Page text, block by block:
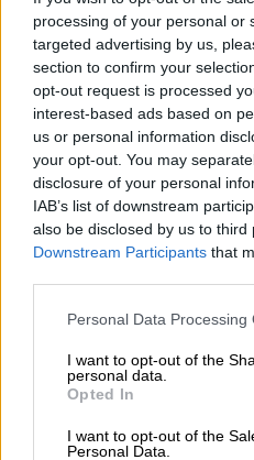
processing of your personal or
targeted advertising by us,
section to confirm your
opt-out request is processed
interest-based ads based on
us or personal information
your opt-out. You may
disclosure of your personal
IAB’s list of downstream
also be disclosed by us to third
Downstream Participants that
Please note that this website/
not limited to your visit or
grant or deny consent to
use your data for below
consent section.
Personal Data Processing
I want to opt-out of the
personal data.
Opted In
I want to opt-out of the
Personal Data.
Our Network|27.04.2026
Λειτουργική
που πρέπει να σε